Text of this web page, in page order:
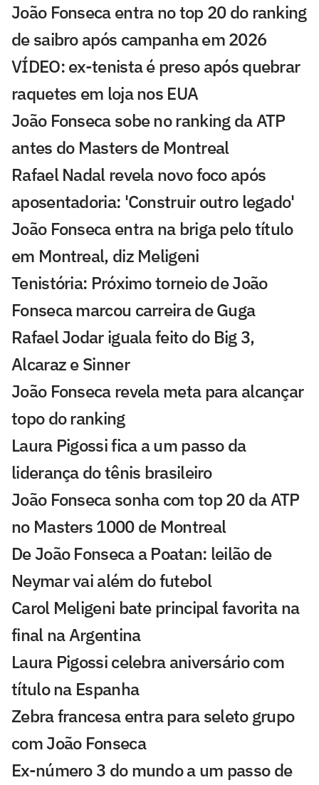
João Fonseca entra no top 20 do ranking
de saibro após campanha em 2026
VÍDEO: ex-tenista é preso após quebrar
raquetes em loja nos EUA
João Fonseca sobe no ranking da ATP
antes do Masters de Montreal
Rafael Nadal revela novo foco após
aposentadoria: 'Construir outro legado'
João Fonseca entra na briga pelo título
em Montreal, diz Meligeni
Tenistória: Próximo torneio de João
Fonseca marcou carreira de Guga
Rafael Jodar iguala feito do Big 3,
Alcaraz e Sinner
João Fonseca revela meta para alcançar
topo do ranking
Laura Pigossi fica a um passo da
liderança do tênis brasileiro
João Fonseca sonha com top 20 da ATP
no Masters 1000 de Montreal
De João Fonseca a Poatan: leilão de
Neymar vai além do futebol
Carol Meligeni bate principal favorita na
final na Argentina
Laura Pigossi celebra aniversário com
título na Espanha
Zebra francesa entra para seleto grupo
com João Fonseca
Ex-número 3 do mundo a um passo de